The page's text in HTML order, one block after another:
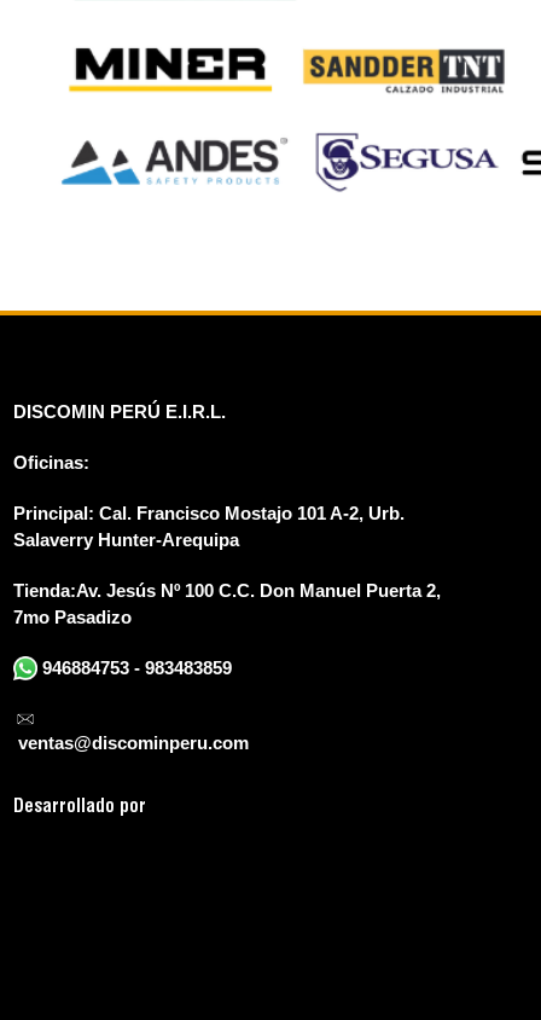
DISCOMIN PERÚ E.I.R.L.
Oficinas:
Principal: Cal. Francisco Mostajo 101 A-2, Urb.
Salaverry Hunter-Arequipa
Tienda:Av. Jesús Nº 100 C.C. Don Manuel Puerta 2,
7mo Pasadizo
946884753 - 983483859
ventas@discominperu.com
Desarrollado por